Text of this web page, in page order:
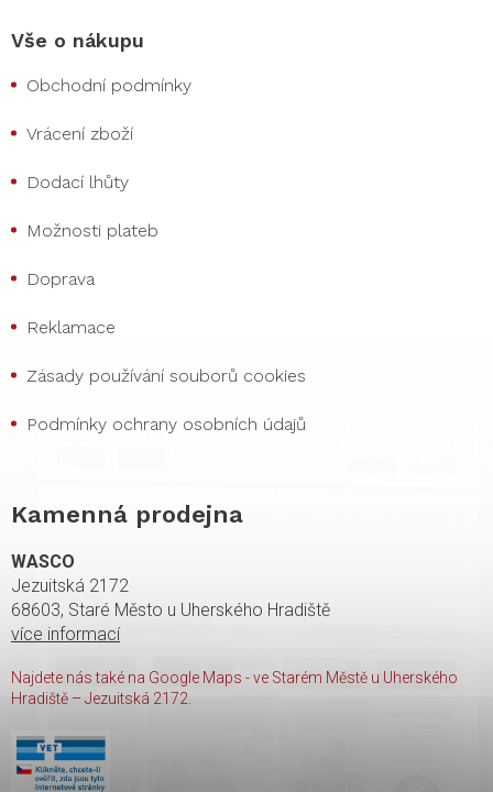
Vše o nákupu
Obchodní podmínky
Vrácení zboží
Dodací lhůty
Možnosti plateb
Doprava
Reklamace
Zásady používání souborů cookies
Podmínky ochrany osobních údajů
Kamenná prodejna
WASCO
Jezuitská 2172
68603, Staré Město u Uherského Hradiště
více informací
Najdete nás také na Google Maps - ve Starém Městě u Uherského
Hradiště – Jezuitská 2172.